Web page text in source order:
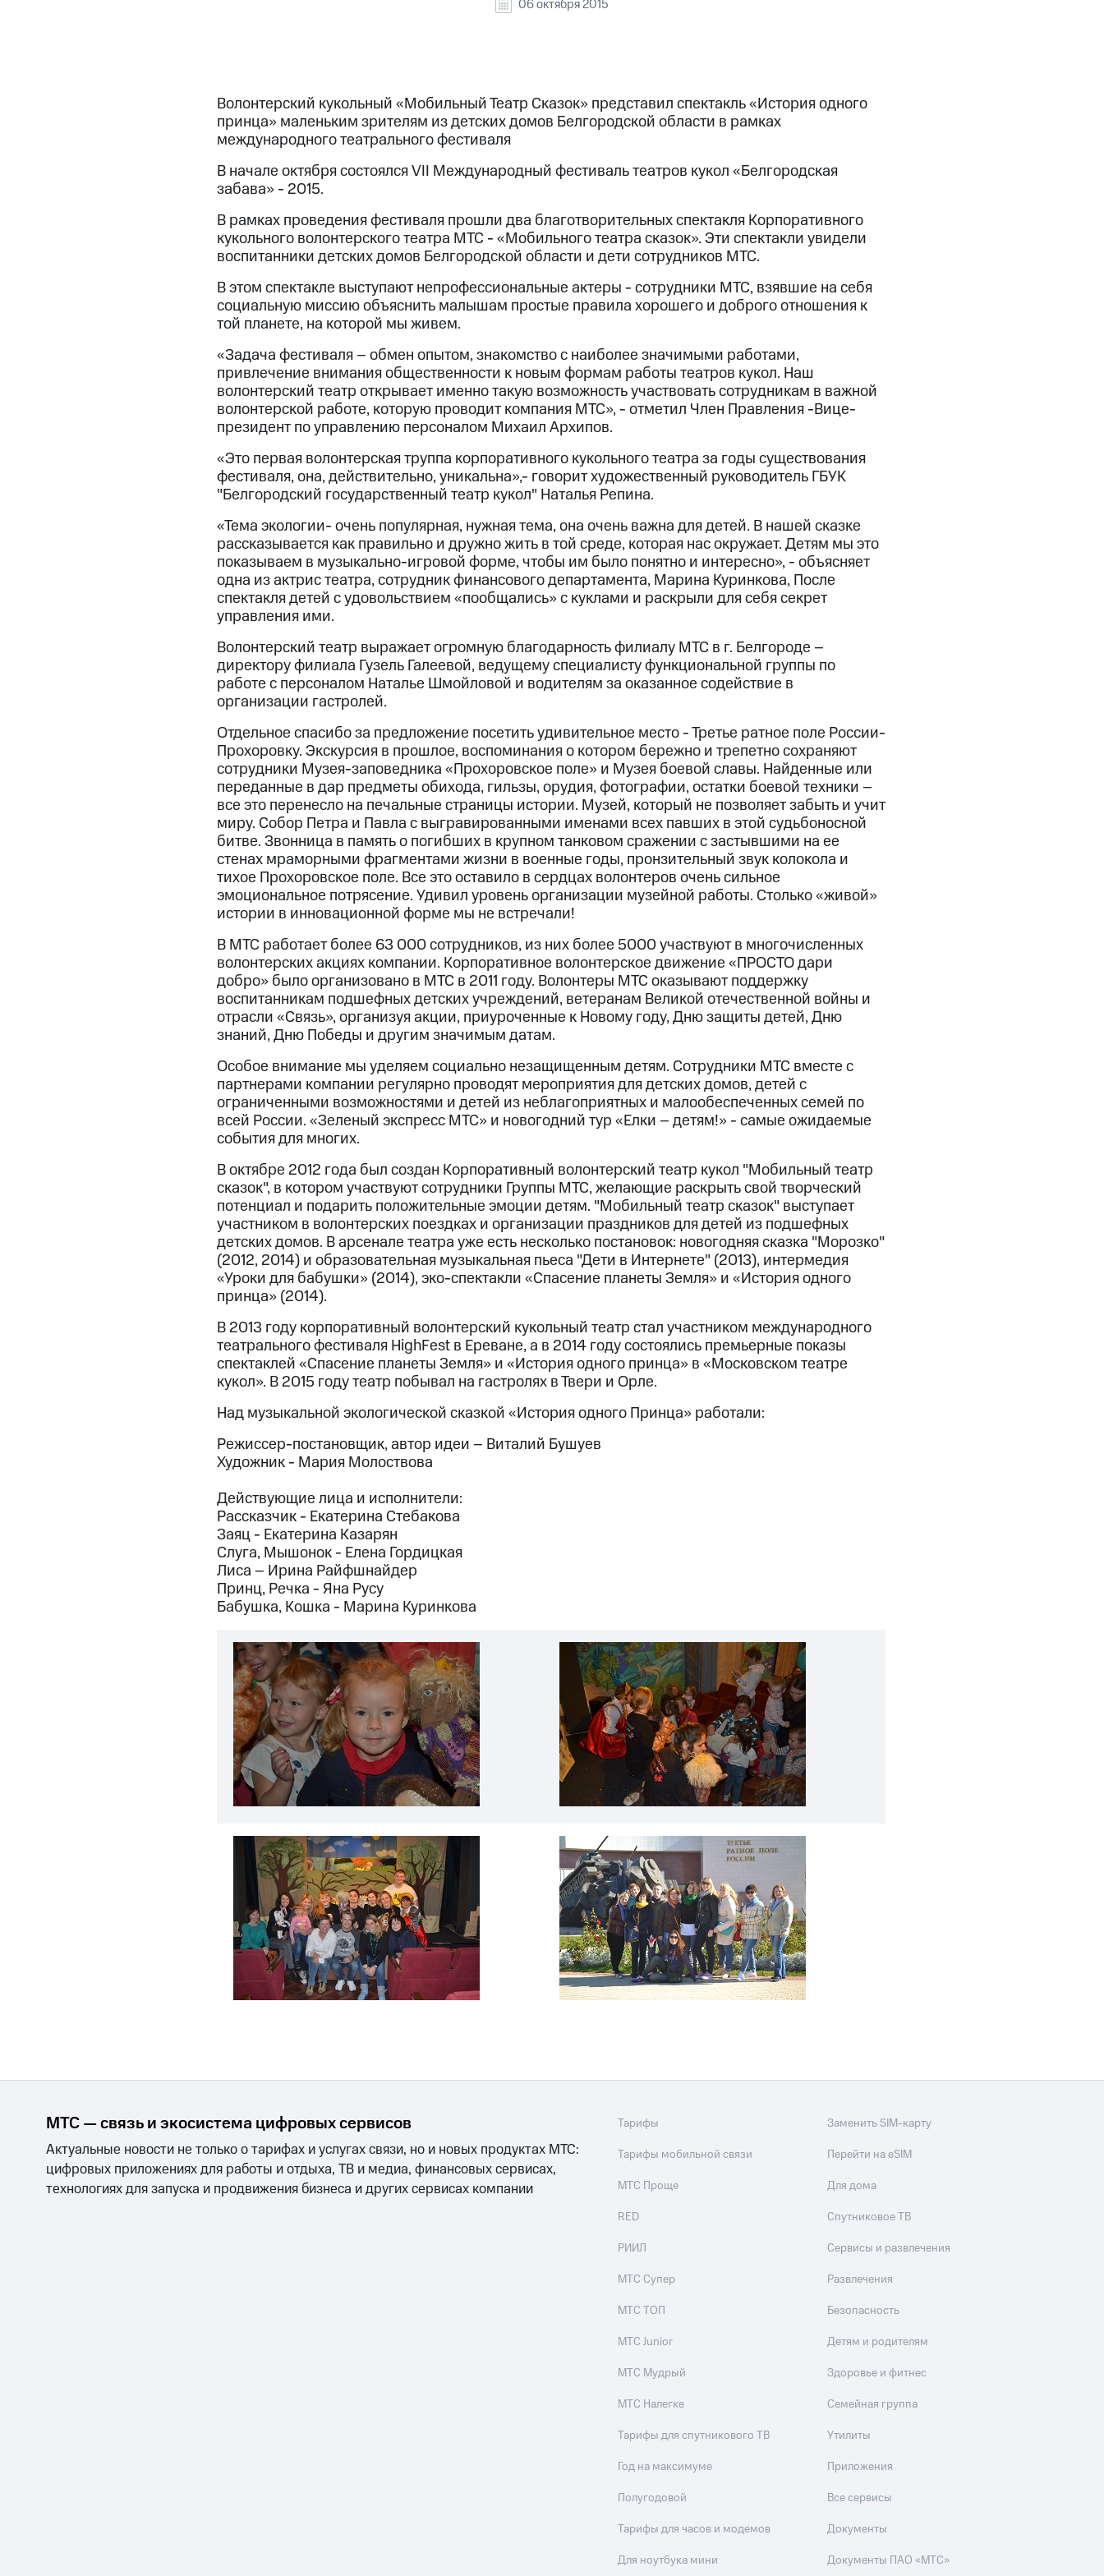
06 октября 2015
Волонтерский кукольный «Мобильный Театр Сказок» представил спектакль «История одного
принца» маленьким зрителям из детских домов Белгородской области в рамках
международного театрального фестиваля
В начале октября состоялся VII Международный фестиваль театров кукол «Белгородская
забава» - 2015.
В рамках проведения фестиваля прошли два благотворительных спектакля Корпоративного
кукольного волонтерского театра МТС - «Мобильного театра сказок». Эти спектакли увидели
воспитанники детских домов Белгородской области и дети сотрудников МТС.
В этом спектакле выступают непрофессиональные актеры - сотрудники МТС, взявшие на себя
социальную миссию объяснить малышам простые правила хорошего и доброго отношения к
той планете, на которой мы живем.
«Задача фестиваля – обмен опытом, знакомство с наиболее значимыми работами,
привлечение внимания общественности к новым формам работы театров кукол. Наш
волонтерский театр открывает именно такую возможность участвовать сотрудникам в важной
волонтерской работе, которую проводит компания МТС», - отметил Член Правления -Вице-
президент по управлению персоналом Михаил Архипов.
«Это первая волонтерская труппа корпоративного кукольного театра за годы существования
фестиваля, она, действительно, уникальна»,- говорит художественный руководитель ГБУК
"Белгородский государственный театр кукол" Наталья Репина.
«Тема экологии- очень популярная, нужная тема, она очень важна для детей. В нашей сказке
рассказывается как правильно и дружно жить в той среде, которая нас окружает. Детям мы это
показываем в музыкально-игровой форме, чтобы им было понятно и интересно», - объясняет
одна из актрис театра, сотрудник финансового департамента, Марина Куринкова, После
спектакля детей с удовольствием «пообщались» с куклами и раскрыли для себя секрет
управления ими.
Волонтерский театр выражает огромную благодарность филиалу МТС в г. Белгороде –
директору филиала Гузель Галеевой, ведущему специалисту функциональной группы по
работе с персоналом Наталье Шмойловой и водителям за оказанное содействие в
организации гастролей.
Отдельное спасибо за предложение посетить удивительное место - Третье ратное поле России-
Прохоровку. Экскурсия в прошлое, воспоминания о котором бережно и трепетно сохраняют
сотрудники Музея-заповедника «Прохоровское поле» и Музея боевой славы. Найденные или
переданные в дар предметы обихода, гильзы, орудия, фотографии, остатки боевой техники –
все это перенесло на печальные страницы истории. Музей, который не позволяет забыть и учит
миру. Собор Петра и Павла с выгравированными именами всех павших в этой судьбоносной
битве. Звонница в память о погибших в крупном танковом сражении с застывшими на ее
стенах мраморными фрагментами жизни в военные годы, пронзительный звук колокола и
тихое Прохоровское поле. Все это оставило в сердцах волонтеров очень сильное
эмоциональное потрясение. Удивил уровень организации музейной работы. Столько «живой»
истории в инновационной форме мы не встречали!
В МТС работает более 63 000 сотрудников, из них более 5000 участвуют в многочисленных
волонтерских акциях компании. Корпоративное волонтерское движение «ПРОСТО дари
добро» было организовано в МТС в 2011 году. Волонтеры МТС оказывают поддержку
воспитанникам подшефных детских учреждений, ветеранам Великой отечественной войны и
отрасли «Связь», организуя акции, приуроченные к Новому году, Дню защиты детей, Дню
знаний, Дню Победы и другим значимым датам.
Особое внимание мы уделяем социально незащищенным детям. Сотрудники МТС вместе с
партнерами компании регулярно проводят мероприятия для детских домов, детей с
ограниченными возможностями и детей из неблагоприятных и малообеспеченных семей по
всей России. «Зеленый экспресс МТС» и новогодний тур «Елки – детям!» - самые ожидаемые
события для многих.
В октябре 2012 года был создан Корпоративный волонтерский театр кукол "Мобильный театр
сказок", в котором участвуют сотрудники Группы МТС, желающие раскрыть свой творческий
потенциал и подарить положительные эмоции детям. "Мобильный театр сказок" выступает
участником в волонтерских поездках и организации праздников для детей из подшефных
детских домов. В арсенале театра уже есть несколько постановок: новогодняя сказка "Морозко"
(2012, 2014) и образовательная музыкальная пьеса "Дети в Интернете" (2013), интермедия
«Уроки для бабушки» (2014), эко-спектакли «Спасение планеты Земля» и «История одного
принца» (2014).
В 2013 году корпоративный волонтерский кукольный театр стал участником международного
театрального фестиваля HighFest в Ереване, а в 2014 году состоялись премьерные показы
спектаклей «Спасение планеты Земля» и «История одного принца» в «Московском театре
кукол». В 2015 году театр побывал на гастролях в Твери и Орле.
Над музыкальной экологической сказкой «История одного Принца» работали:
Режиссер-постановщик, автор идеи – Виталий Бушуев
Художник - Мария Молоствова
Действующие лица и исполнители:
Рассказчик - Екатерина Стебакова
Заяц - Екатерина Казарян
Слуга, Мышонок - Елена Гордицкая
Лиса – Ирина Райфшнайдер
Принц, Речка - Яна Русу
Бабушка, Кошка - Марина Куринкова
МТС — связь и экосистема цифровых сервисов
Актуальные новости не только о тарифах и услугах связи, но и новых продуктах МТС:
цифровых приложениях для работы и отдыха, ТВ и медиа, финансовых сервисах,
технологиях для запуска и продвижения бизнеса и других сервисах компании
Тарифы
Тарифы мобильной связи
МТС Проще
RED
РИИЛ
МТС Супер
МТС ТОП
МТС Junior
МТС Мудрый
МТС Налегке
Тарифы для спутникового ТВ
Год на максимуме
Полугодовой
Тарифы для часов и модемов
Для ноутбука мини
Заменить SIM-карту
Перейти на eSIM
Для дома
Спутниковое ТВ
Сервисы и развлечения
Развлечения
Безопасность
Детям и родителям
Здоровье и фитнес
Семейная группа
Утилиты
Приложения
Все сервисы
Документы
Документы ПАО «МТС»